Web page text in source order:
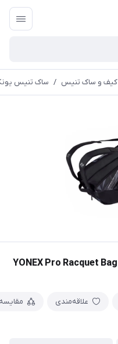
کیف و ساک تنیس / ساک تنیس
علاقه‌مندی